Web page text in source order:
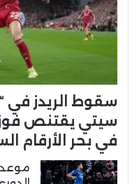
سقوط الريدز في
سيتي يقتنص
في بحر الأرقام
موعد